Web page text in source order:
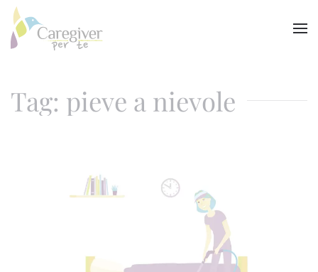
Skip to main content
Tag: pieve a nievole